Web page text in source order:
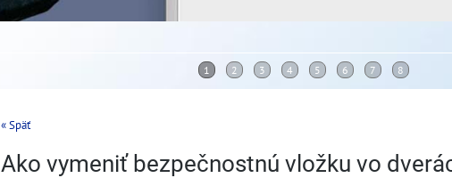
« Späť
Ako vymeniť bezpečnostnú vložku vo